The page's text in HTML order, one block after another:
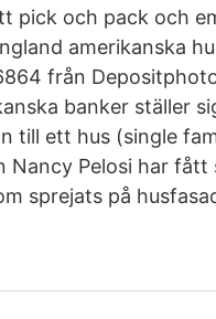
och pack och
amerikanska
från
banker ställer
till ett hus (single
Nancy Pelosi har
sprejats på